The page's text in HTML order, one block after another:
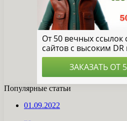
Популярные статьи
01.09.2022